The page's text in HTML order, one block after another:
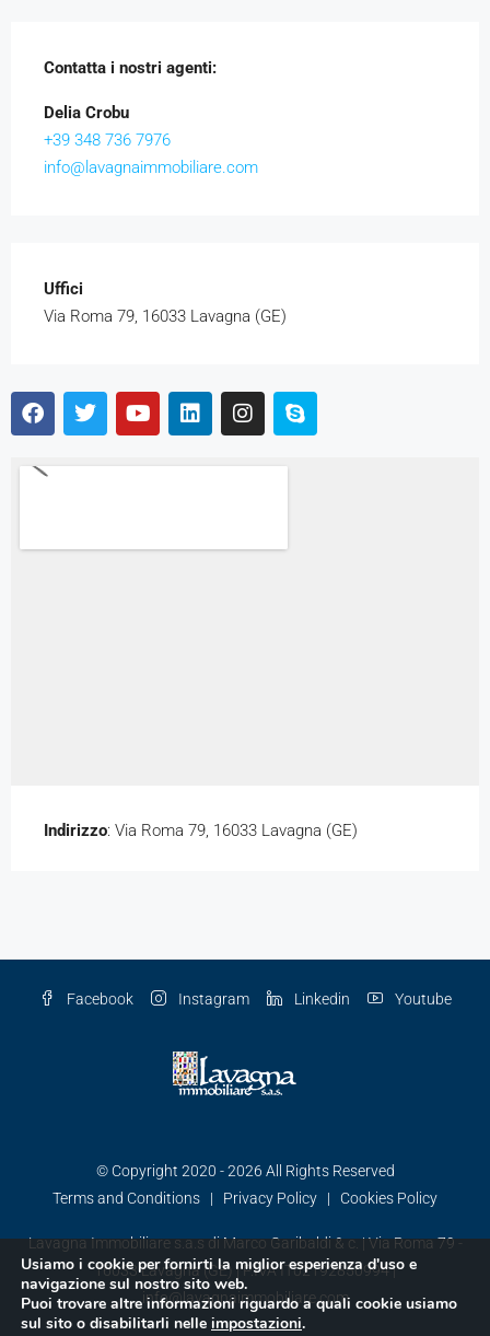
Contatta i nostri agenti:
Delia Crobu
+39 348 736 7976
info@lavagnaimmobiliare.com
Uffici
Via Roma 79, 16033 Lavagna (GE)
Indirizzo: Via Roma 79, 16033 Lavagna (GE)
Facebook Instagram Linkedin Youtube
© Copyright 2020 -2026 All Rights Reserved
Terms and Conditions | Privacy Policy | Cookies Policy
Lavagna Immobiliare s.a.s di Marco Garibaldi & c. | Via Roma 79 -
16033 Lavagna (GE) | P.IVA IT02192850994 |
info@lavagnaimmobiliare.com
Usiamo i cookie per fornirti la miglior esperienza d'uso e
navigazione sul nostro sito web.
Puoi trovare altre informazioni riguardo a quali cookie usiamo
sul sito o disabilitarli nelle impostazioni.